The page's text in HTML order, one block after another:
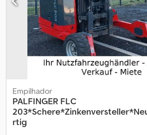
Empilhador
PALFINGER FLC
rtig